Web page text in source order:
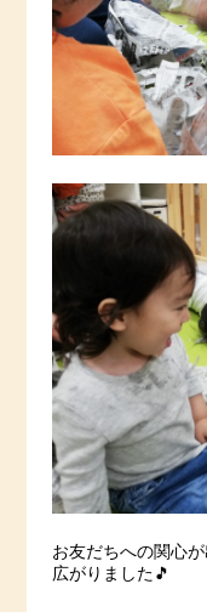
お友だちへの関心
広がりました🎵